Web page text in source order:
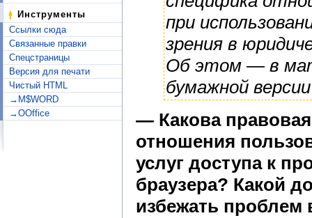
Инструменты
Ссылки сюда
Связанные правки
Спецстраницы
Версия для печати
Чистый HTML
→M$WORD
→OOffice
при
зрения в
Об этом — в
бумажной
— Какова
отношения
услуг доступа к
браузера? Какой
избежать проблем